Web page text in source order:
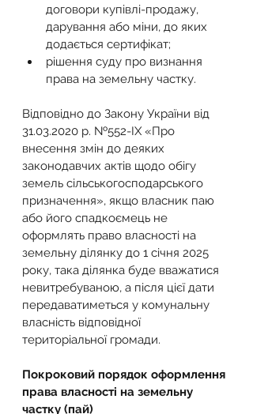
договори купівлі-продажу,
дарування або міни, до яких
додається сертифікат;
рішення суду про визнання
права на земельну частку.
Відповідно до Закону України від
31.03.2020 р. №552-IX «Про
внесення змін до деяких
законодавчих актів щодо обігу
земель сільськогосподарського
призначення», якщо власник паю
або його спадкоємець не
оформлять право власності на
земельну ділянку до 1 січня 2025
року, така ділянка буде вважатися
невитребуваною, а після цієї дати
передаватиметься у комунальну
власність відповідної
територіальної громади.
Покроковий порядок оформлення
права власності на земельну
частку (пай)